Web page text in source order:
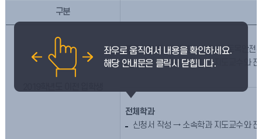
구분
통합학과 (동물생명환경과학과, 토목안전
신청서 작성 → 소속학과 지도교수와
전체학과
신청서 작성 → 소속학과 지도교수와